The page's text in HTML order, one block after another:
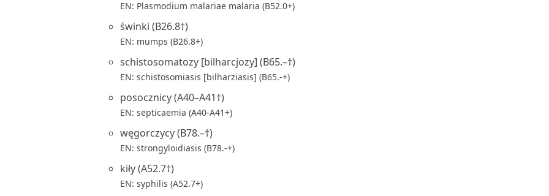
EN: Plasmodium malariae malaria (B52.0+)
świnki (B26.8†)
EN: mumps (B26.8+)
schistosomatozy [bilharcjozy] (B65.–†)
EN: schistosomiasis [bilharziasis] (B65.-+)
posocznicy (A40–A41†)
EN: septicaemia (A40-A41+)
węgorczycy (B78.–†)
EN: strongyloidiasis (B78.-+)
kiły (A52.7†)
EN: syphilis (A52.7+)